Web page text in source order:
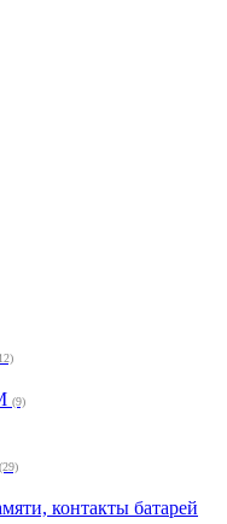
(9)
(29)
контакты батарей